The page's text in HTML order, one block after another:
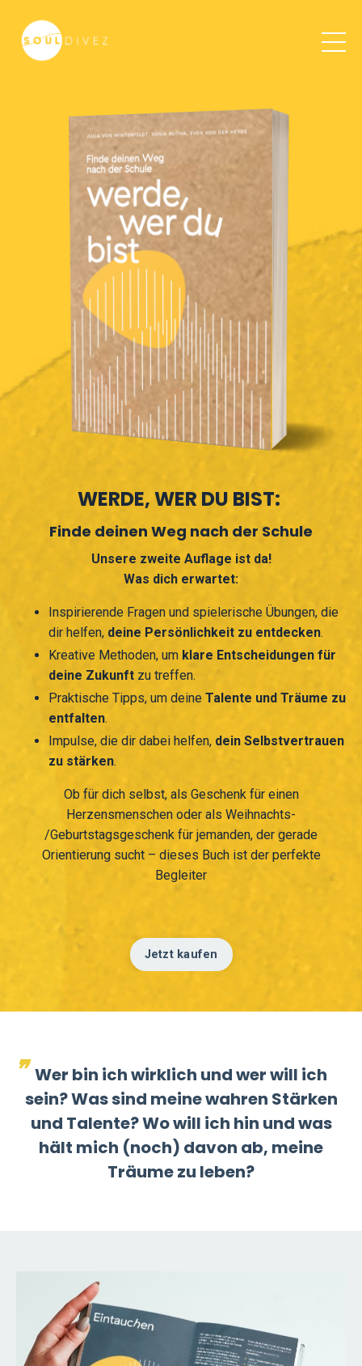
WERDE, WER DU BIST:
Finde deinen Weg nach der Schule
Unsere zweite Auflage ist da!
Was dich erwartet:
Inspirierende Fragen und spielerische Übungen, die
dir helfen, deine Persönlichkeit zu entdecken.
Kreative Methoden, um klare Entscheidungen für
deine Zukunft zu treffen.
Praktische Tipps, um deine Talente und Träume zu
entfalten.
Impulse, die dir dabei helfen, dein Selbstvertrauen
zu stärken.
Ob für dich selbst, als Geschenk für einen
Herzensmenschen oder als Weihnachts-
/Geburtstagsgeschenk für jemanden, der gerade
Orientierung sucht – dieses Buch ist der perfekte
Begleiter
Jetzt kaufen
❞ Wer bin ich wirklich und wer will ich
sein?Was sind meine wahren Stärken
und Talente?Wo will ich hin und was
hält mich (noch) davon ab, meine
Träume zu leben?